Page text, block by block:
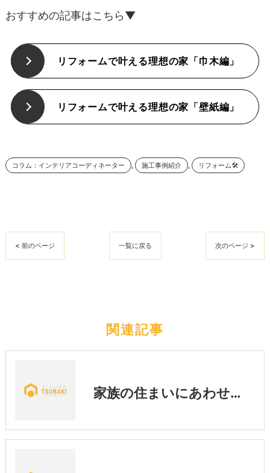
おすすめの記事はこちら▼
リフォームで叶える理想の家「巾木編」
リフォームで叶える理想の家「壁紙編」
コラム：インテリアコーディネーター 施工事例紹介 リフォーム🛠️
< 前のページ 一覧に戻る 次のページ >
関連記事
家族の住まいにあわせた暮らし